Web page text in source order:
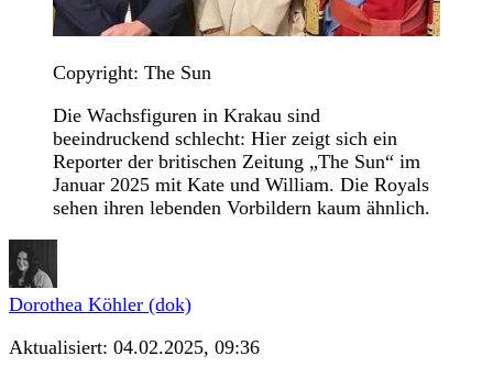
Copyright: The Sun
Die Wachsfiguren in Krakau sind
beeindruckend schlecht: Hier zeigt sich ein
Reporter der britischen Zeitung „The Sun“ im
Januar 2025 mit Kate und William. Die Royals
sehen ihren lebenden Vorbildern kaum ähnlich.
Dorothea Köhler (dok)
Aktualisiert: 04.02.2025, 09:36